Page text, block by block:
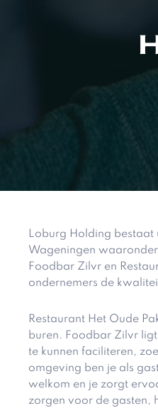
Loburg Holding
Wageningen
Foodbar Zilvr en
ondernemers de
Restaurant Het Oude
buren. Foodbar Zilvr
te kunnen faciliteren,
omgeving ben je als
welkom en je zorgt
zorgen voor de gasten,